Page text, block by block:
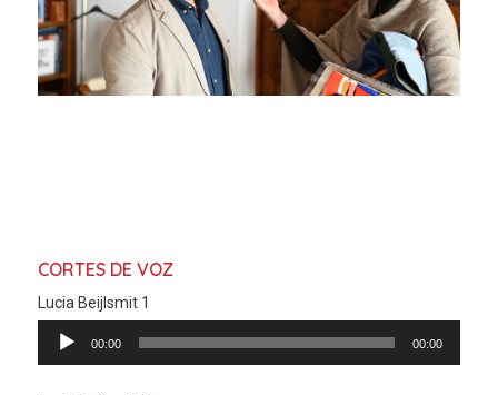
CORTES DE VOZ
Lucia Beijlsmit 1
Reproductor
00:00 00:00